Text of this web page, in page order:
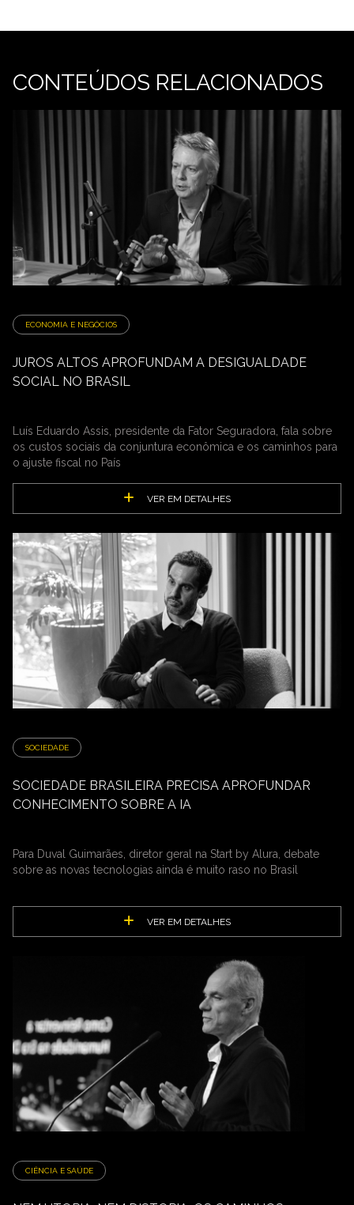
CONTEÚDOS RELACIONADOS
ECONOMIA E NEGÓCIOS
JUROS ALTOS APROFUNDAM A DESIGUALDADE
SOCIAL NO BRASIL
Luís Eduardo Assis, presidente da Fator Seguradora, fala sobre
os custos sociais da conjuntura econômica e os caminhos para
o ajuste fiscal no País
VER EM DETALHES
SOCIEDADE
SOCIEDADE BRASILEIRA PRECISA APROFUNDAR
CONHECIMENTO SOBRE A IA
Para Duval Guimarães, diretor geral na Start by Alura, debate
sobre as novas tecnologias ainda é muito raso no Brasil
VER EM DETALHES
CIÊNCIA E SAÚDE